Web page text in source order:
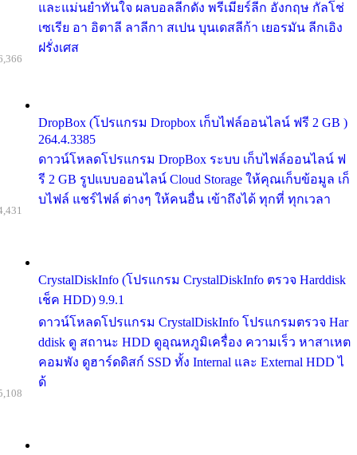
และแม่นยำทันใจ ผลบอลลีกดัง พรีเมียร์ลีก อังกฤษ กัลโช่
เซเรีย อา อิตาลี ลาลีกา สเปน บุนเดสลีก้า เยอรมัน ลีกเอิง
ฝรั่งเศส
DropBox (โปรแกรม Dropbox เก็บไฟล์ออนไลน์ ฟรี 2 GB )
264.4.3385
ดาวน์โหลดโปรแกรม DropBox ระบบ เก็บไฟล์ออนไลน์ ฟ
รี 2 GB รูปแบบออนไลน์ Cloud Storage ให้คุณเก็บข้อมูล เก็
บไฟล์ แชร์ไฟล์ ต่างๆ ให้คนอื่น เข้าถึงได้ ทุกที่ ทุกเวลา
CrystalDiskInfo (โปรแกรม CrystalDiskInfo ตรวจ Harddisk
เช็ค HDD) 9.9.1
ดาวน์โหลดโปรแกรม CrystalDiskInfo โปรแกรมตรวจ Har
ddisk ดู สถานะ HDD ดูอุณหภูมิเครื่อง ความเร็ว หาสาเหต
คอมพัง ดูฮาร์ดดิสก์ SSD ทั้ง Internal และ External HDD ไ
ด้